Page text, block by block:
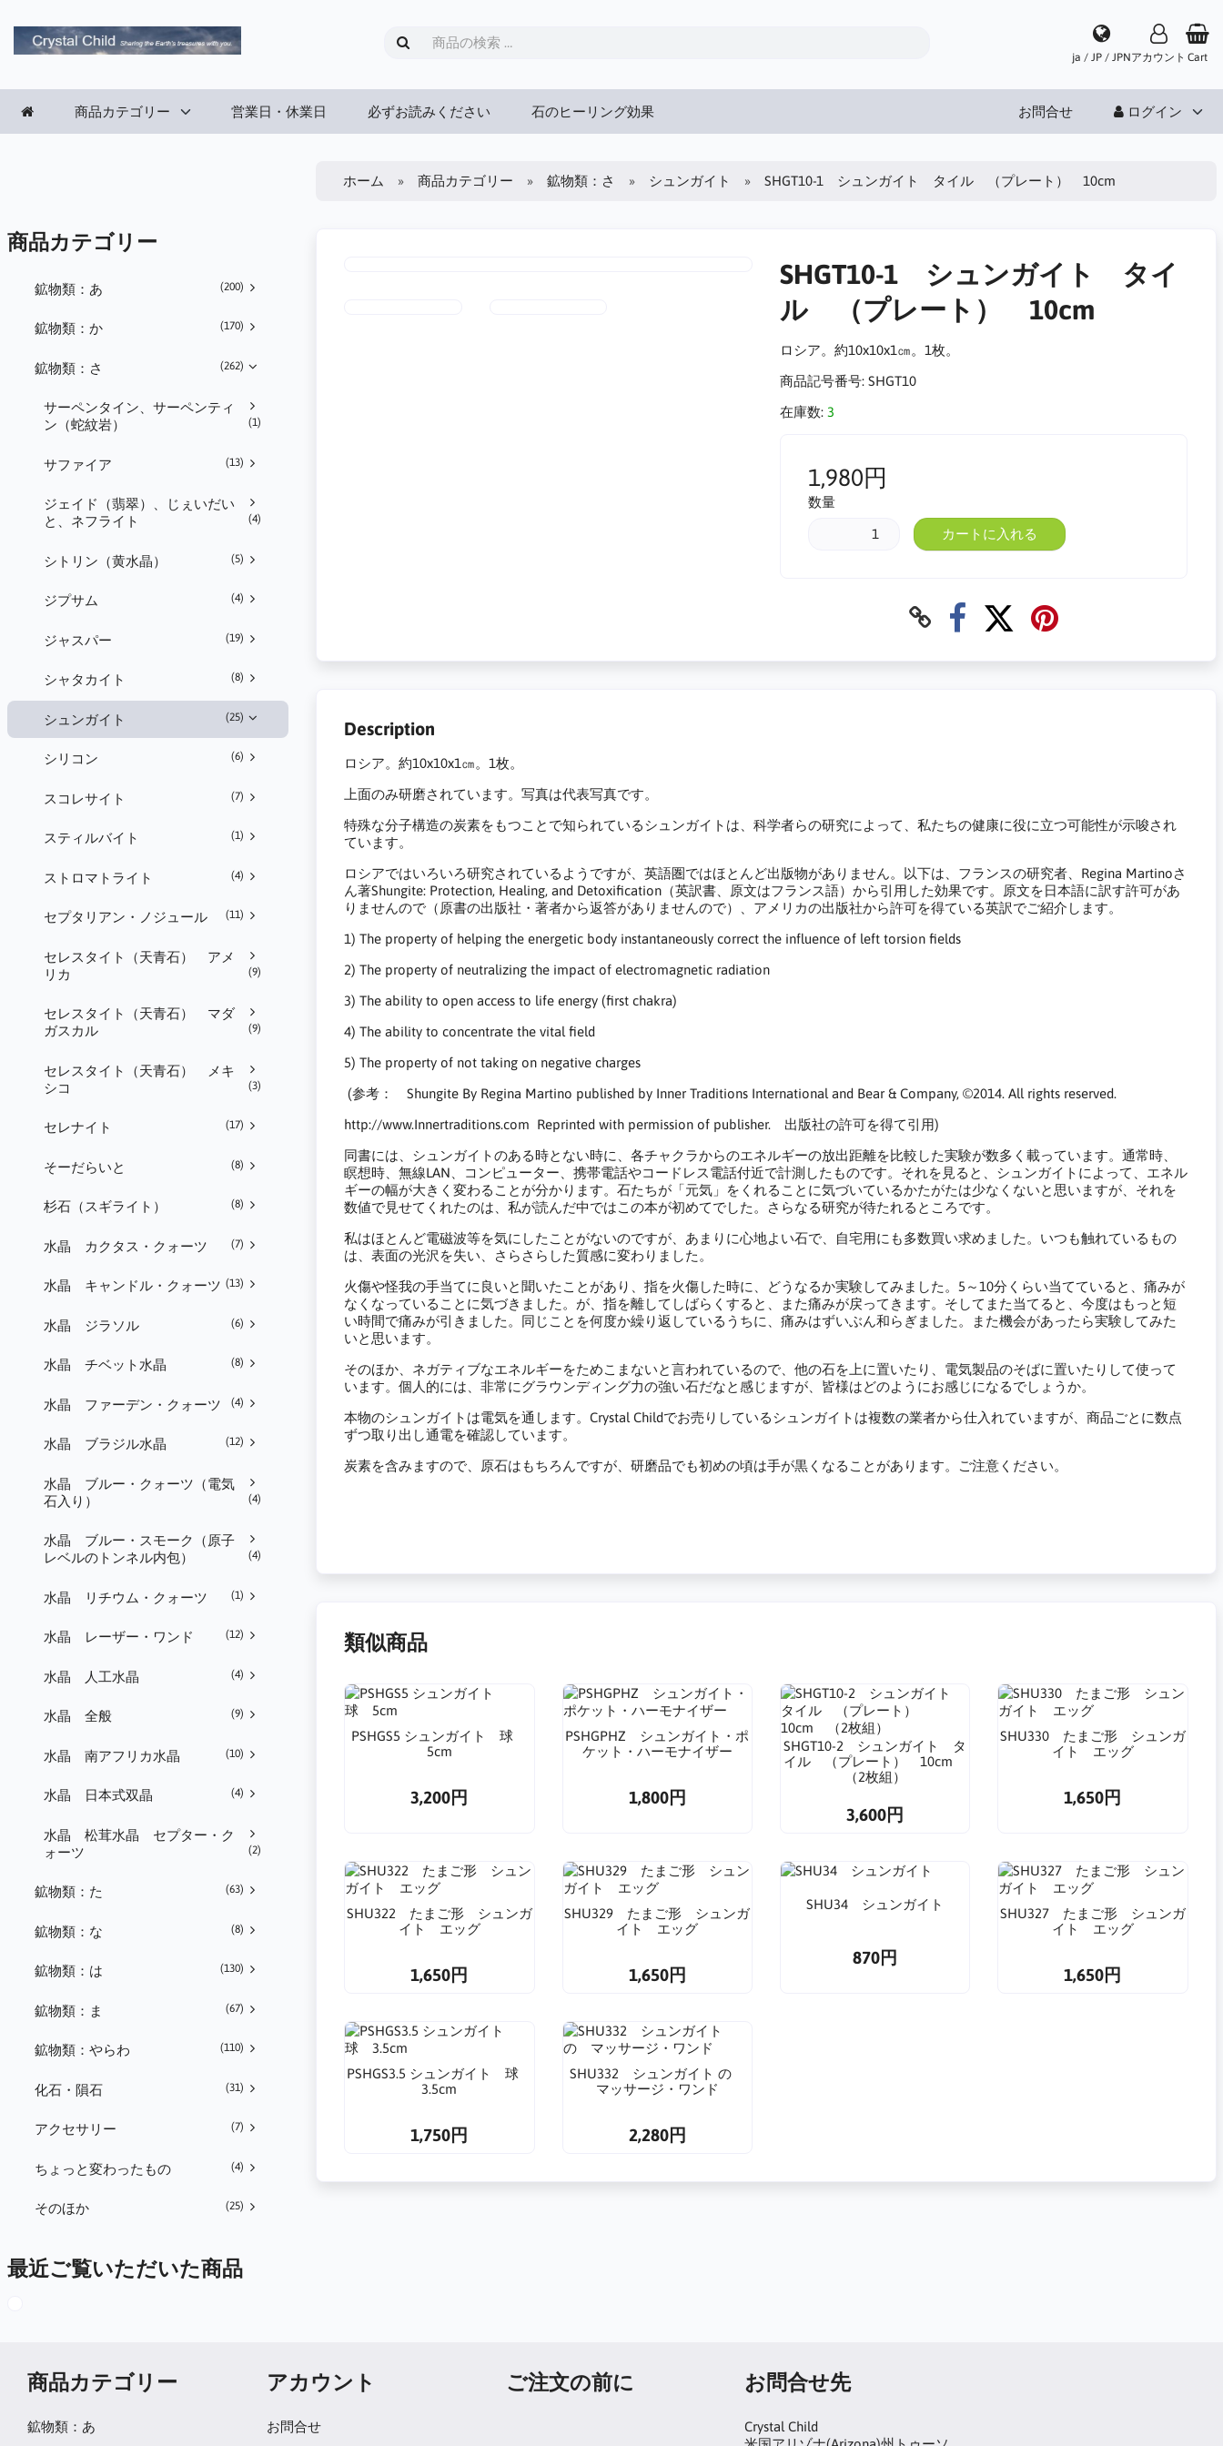
ja / JP / JPNアカウント Cart
商品カテゴリー 営業日・休業日 必ずお読みください 石のヒーリング効果 お問合せ ログイン
商品カテゴリー
鉱物類：あ (200)
鉱物類：か (170)
鉱物類：さ (262)
サーペンタイン、サーペンティ
ン（蛇紋岩）
(1)
サファイア (13)
ジェイド（翡翠）、じぇいだい
と、ネフライト
(4)
シトリン（黄水晶） (5)
ジプサム (4)
ジャスパー (19)
シャタカイト (8)
シュンガイト (25)
シリコン (6)
スコレサイト (7)
スティルバイト (1)
ストロマトライト (4)
セプタリアン・ノジュール (11)
セレスタイト（天青石） アメ
リカ
(9)
セレスタイト（天青石） マダ
ガスカル
(9)
セレスタイト（天青石） メキ
シコ
(3)
セレナイト (17)
そーだらいと (8)
杉石（スギライト） (8)
水晶 カクタス・クォーツ (7)
水晶 キャンドル・クォーツ (13)
水晶 ジラソル (6)
水晶 チベット水晶 (8)
水晶 ファーデン・クォーツ (4)
水晶 ブラジル水晶 (12)
水晶 ブルー・クォーツ（電気
石入り）
(4)
水晶 ブルー・スモーク（原子
レベルのトンネル内包）
(4)
水晶 リチウム・クォーツ (1)
水晶 レーザー・ワンド (12)
水晶 人工水晶 (4)
水晶 全般 (9)
水晶 南アフリカ水晶 (10)
水晶 日本式双晶 (4)
水晶 松茸水晶 セプター・ク
ォーツ
(2)
鉱物類：た (63)
鉱物類：な (8)
鉱物類：は (130)
鉱物類：ま (67)
鉱物類：やらわ (110)
化石・隕石 (31)
アクセサリー (7)
ちょっと変わったもの (4)
そのほか (25)
最近ご覧いただいた商品
ホーム 商品カテゴリー 鉱物類：さ シュンガイト SHGT10-1 シュンガイト タイル （プレート） 10cm
SHGT10-1 シュンガイト タイ
ル （プレート） 10cm
ロシア。約10x10x1㎝。1枚。
商品記号番号: SHGT10
在庫数: 3
1,980円
数量
カートに入れる
Description
ロシア。約10x10x1㎝。1枚。
上面のみ研磨されています。写真は代表写真です。
特殊な分子構造の炭素をもつことで知られているシュンガイトは、科学者らの研究によって、私たちの健康に役に立つ可能性が示唆され
ています。
ロシアではいろいろ研究されているようですが、英語圏ではほとんど出版物がありません。以下は、フランスの研究者、Regina Martinoさ
ん著Shungite: Protection, Healing, and Detoxification（英訳書、原文はフランス語）から引用した効果です。原文を日本語に訳す許可があ
りませんので（原書の出版社・著者から返答がありませんので）、アメリカの出版社から許可を得ている英訳でご紹介します。
1) The property of helping the energetic body instantaneously correct the influence of left torsion fields
2) The property of neutralizing the impact of electromagnetic radiation
3) The ability to open access to life energy (first chakra)
4) The ability to concentrate the vital field
5) The property of not taking on negative charges
(参考： Shungite By Regina Martino published by Inner Traditions International and Bear & Company, ©2014. All rights reserved.
http://www.Innertraditions.com Reprinted with permission of publisher. 出版社の許可を得て引用)
同書には、シュンガイトのある時とない時に、各チャクラからのエネルギーの放出距離を比較した実験が数多く載っています。通常時、
瞑想時、無線LAN、コンピューター、携帯電話やコードレス電話付近で計測したものです。それを見ると、シュンガイトによって、エネル
ギーの幅が大きく変わることが分かります。石たちが「元気」をくれることに気づいているかたがたは少なくないと思いますが、それを
数値で見せてくれたのは、私が読んだ中ではこの本が初めてでした。さらなる研究が待たれるところです。
私はほとんど電磁波等を気にしたことがないのですが、あまりに心地よい石で、自宅用にも多数買い求めました。いつも触れているもの
は、表面の光沢を失い、さらさらした質感に変わりました。
火傷や怪我の手当てに良いと聞いたことがあり、指を火傷した時に、どうなるか実験してみました。5～10分くらい当てていると、痛みが
なくなっていることに気づきました。が、指を離してしばらくすると、また痛みが戻ってきます。そしてまた当てると、今度はもっと短
い時間で痛みが引きました。同じことを何度か繰り返しているうちに、痛みはずいぶん和らぎました。また機会があったら実験してみた
いと思います。
そのほか、ネガティブなエネルギーをためこまないと言われているので、他の石を上に置いたり、電気製品のそばに置いたりして使って
います。個人的には、非常にグラウンディング力の強い石だなと感じますが、皆様はどのようにお感じになるでしょうか。
本物のシュンガイトは電気を通します。Crystal Childでお売りしているシュンガイトは複数の業者から仕入れていますが、商品ごとに数点
ずつ取り出し通電を確認しています。
炭素を含みますので、原石はもちろんですが、研磨品でも初めの頃は手が黒くなることがあります。ご注意ください。
類似商品
PSHGS5 シュンガイト 球
5cm
3,200円
PSHGPHZ シュンガイト・ポ
ケット・ハーモナイザー
1,800円
SHGT10-2 シュンガイト タ
イル （プレート） 10cm
（2枚組）
3,600円
SHU330 たまご形 シュンガ
イト エッグ
1,650円
SHU322 たまご形 シュンガ
イト エッグ
1,650円
SHU329 たまご形 シュンガ
イト エッグ
1,650円
SHU34 シュンガイト
870円
SHU327 たまご形 シュンガ
イト エッグ
1,650円
PSHGS3.5 シュンガイト 球
3.5cm
1,750円
SHU332 シュンガイト の
マッサージ・ワンド
2,280円
商品カテゴリー
鉱物類：あ
アカウント
お問合せ
ご注文の前に お問合せ先
Crystal Child